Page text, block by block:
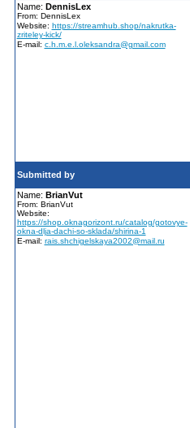
Name: DennisLex
From: DennisLex
Website: https://streamhub.shop/nakrutka-
zriteley-kick/
E-mail: c.h.m.e.l.oleksandra@gmail.com
Submitted by
Name: BrianVut
From: BrianVut
Website:
https://shop.oknagorizont.ru/catalog/gotovye-
okna-dlja-dachi-so-sklada/shirina-1
E-mail: rais.shchigelskaya2002@mail.ru